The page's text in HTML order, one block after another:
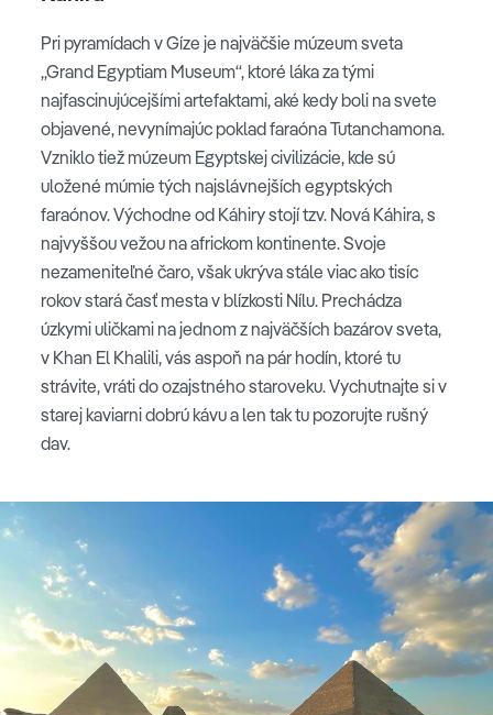
Pri pyramídach v Gíze je najväčšie múzeum sveta
„Grand Egyptiam Museum“, ktoré láka za tými
najfascinujúcejšími artefaktami, aké kedy boli na svete
objavené, nevynímajúc poklad faraóna Tutanchamona.
Vzniklo tiež múzeum Egyptskej civilizácie, kde sú
uložené múmie tých najslávnejších egyptských
faraónov. Východne od Káhiry stojí tzv. Nová Káhira, s
najvyššou vežou na africkom kontinente. Svoje
nezameniteľné čaro, však ukrýva stále viac ako tisíc
rokov stará časť mesta v blízkosti Nílu. Prechádza
úzkymi uličkami na jednom z najväčších bazárov sveta,
v Khan El Khalili, vás aspoň na pár hodín, ktoré tu
strávite, vráti do ozajstného staroveku. Vychutnajte si v
starej kaviarni dobrú kávu a len tak tu pozorujte rušný
dav.